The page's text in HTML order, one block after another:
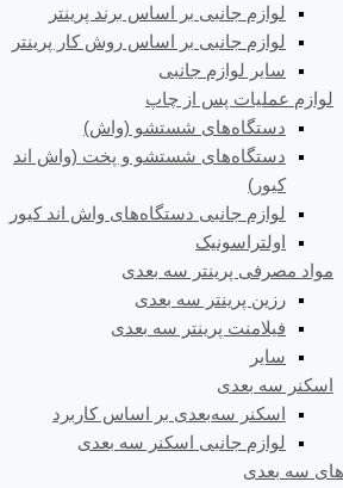
لوازم جانبی بر اساس برند پرینتر
لوازم جانبی بر اساس روش کار پرینتر
سایر لوازم جانبی
لوازم عملیات پس از چاپ
دستگاه‌های شستشو (واش)
دستگاه‌های شستشو و پخت (واش اند
کیور)
لوازم جانبی دستگاه‌های واش اند کیور
اولتراسونیک
مواد مصرفی پرینتر سه بعدی
رزین پرینتر سه بعدی
فیلامنت پرینتر سه بعدی
سایر
اسکنر سه بعدی
اسکنر سه‌بعدی بر اساس کاربرد
لوازم جانبی اسکنر سه بعدی
سه بعدی